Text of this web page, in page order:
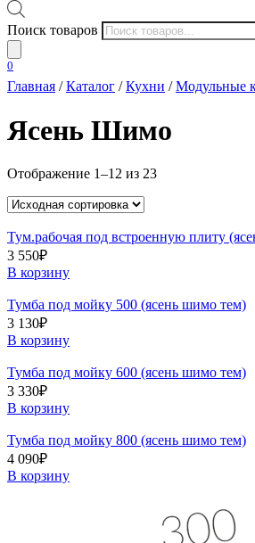
Поиск товаров
0
Главная /Каталог /Кухни /Модульные
Ясень Шимо
Отображение 1–12 из 23
Тум.рабочая под встроенную плиту
3 550₽
В корзину
Тумба под мойку 500 (ясень шимо тем)
3 130₽
В корзину
Тумба под мойку 600 (ясень шимо тем)
3 330₽
В корзину
Тумба под мойку 800 (ясень шимо тем)
4 090₽
В корзину